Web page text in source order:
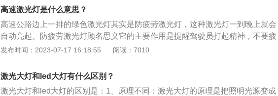
光大灯的优势：激光大灯能够照射到汽车前方六百米左右的范围，而LED大灯只
能照射到前方三百米左右，这样的性能使得车主即使在十分荒野的地方也能够保
证良好的照明情况，提高了行车安全性。激光大灯代表了大灯的未来趋势，如今
奥迪和宝马已经公开展示激光大灯的性能，目前激光大灯最大的难题就是成本太
高，不适于普及。
高速激光灯是什么意思？
高速公路边上一排的绿色激光灯其实是防疲劳激光灯，这种激光灯一到晚上就会
自动亮起。防疲劳激光灯顾名思义它的主要作用是提醒驾驶员打起精神，不要疲
劳驾驶，同时这种灯也能在一定程度上让人的大脑略微清醒。下面是高速激光灯
解视觉疲劳，降低事故的发生率。2、高速激光灯经过多次实地勘察和集中论
证，它是通过光线的变化刺激，来改变单一的行车环境带来的视觉疲劳。
发布时间：2023-07-17 16:18:55 阅读：7010
激光大灯和led大灯有什么区别？
激光大灯和led大灯的区别是：1、原理不同：激光大灯的原理是把照明光源变成